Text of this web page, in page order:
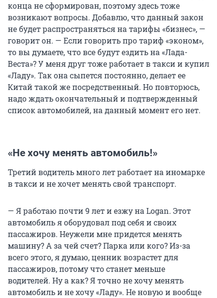
конца не сформирован, поэтому здесь тоже
возникают вопросы. Добавлю, что данный закон
не будет распространяться на тарифы «бизнес», —
говорит он. — Если говорить про тариф «эконом»,
то вы думаете, что все будут ездить на «Лада-
Веста»? У меня друг тоже работает в такси и купил
«Ладу». Так она сыпется постоянно, делает ее
Китай такой же посредственный. Но повторюсь,
надо ждать окончательный и подтвержденный
список автомобилей, на данный момент его нет.
«Не хочу менять автомобиль!»
Третий водитель много лет работает на иномарке
в такси и не хочет менять свой транспорт.
— Я работаю почти 9 лет и езжу на Logan. Этот
автомобиль я оборудовал под себя и своих
пассажиров. Неужели мне придется менять
машину? А за чей счет? Парка или кого? Из-за
всего этого, я думаю, ценник возрастет для
пассажиров, потому что станет меньше
водителей. Ну а как? Я точно не хочу менять
автомобиль и не хочу «Ладу». Не новую и вообще